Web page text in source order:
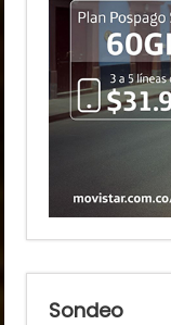
Sondeo